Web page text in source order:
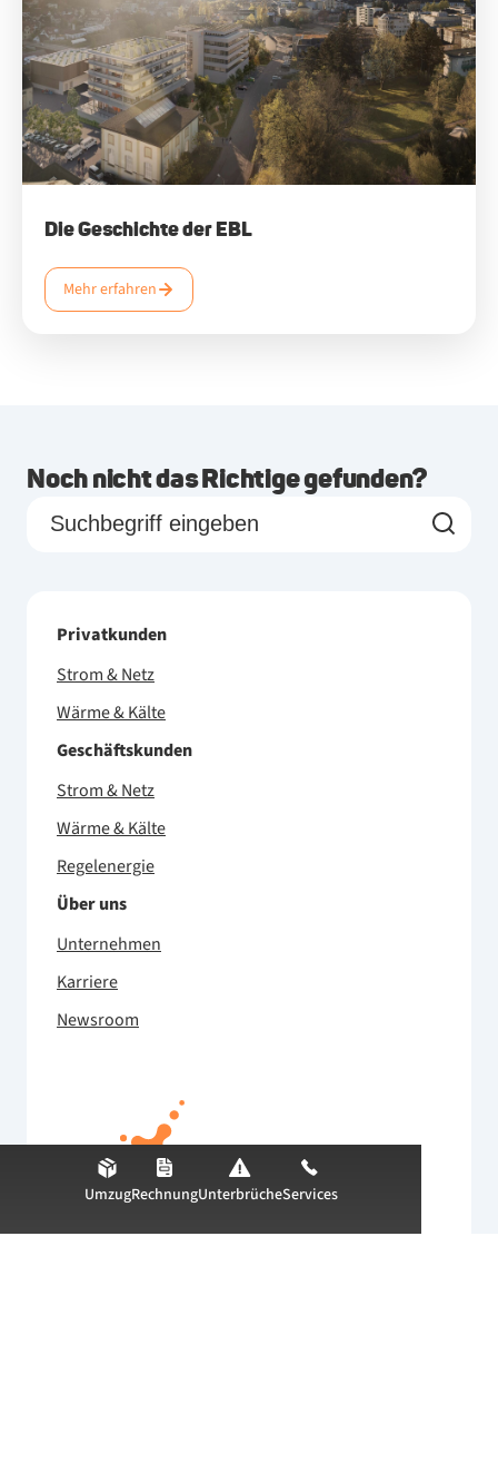
Die Ge­schich­te der EBL
Mehr erfahren
Noch nicht das Richtige gefunden?
Privatkunden
Strom & Netz
Wärme & Kälte
Geschäftskunden
Strom & Netz
Wärme & Kälte
Regelenergie
Über uns
Unternehmen
Karriere
Newsroom
UmzugRechnungUnterbrücheServices